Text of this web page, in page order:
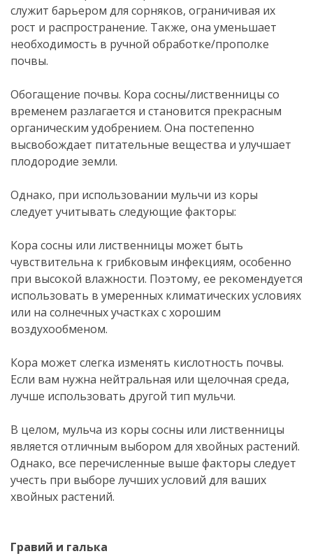
служит барьером для сорняков, ограничивая их
рост и распространение. Также, она уменьшает
необходимость в ручной обработке/прополке
почвы.
Обогащение почвы. Кора сосны/лиственницы со
временем разлагается и становится прекрасным
органическим удобрением. Она постепенно
высвобождает питательные вещества и улучшает
плодородие земли.
Однако, при использовании мульчи из коры
следует учитывать следующие факторы:
Кора сосны или лиственницы может быть
чувствительна к грибковым инфекциям, особенно
при высокой влажности. Поэтому, ее рекомендуется
использовать в умеренных климатических условиях
или на солнечных участках с хорошим
воздухообменом.
Кора может слегка изменять кислотность почвы.
Если вам нужна нейтральная или щелочная среда,
лучше использовать другой тип мульчи.
В целом, мульча из коры сосны или лиственницы
является отличным выбором для хвойных растений.
Однако, все перечисленные выше факторы следует
учесть при выборе лучших условий для ваших
хвойных растений.
Гравий и галька